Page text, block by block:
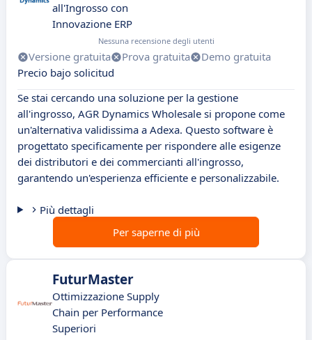
all'Ingrosso con
Innovazione ERP
Nessuna recensione degli utenti
Versione gratuita Prova gratuita
Demo gratuita
Precio bajo solicitud
Se stai cercando una soluzione per la gestione
all'ingrosso, AGR Dynamics Wholesale si propone come
un'alternativa validissima a Adexa. Questo software è
progettato specificamente per rispondere alle esigenze
dei distributori e dei commercianti all'ingrosso,
garantendo un'esperienza efficiente e personalizzabile.
Più dettagli
Per saperne di più
FuturMaster
Ottimizzazione Supply
Chain per Performance
Superiori